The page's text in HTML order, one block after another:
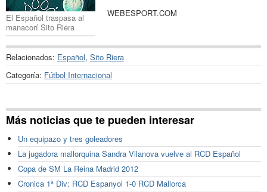
El Español traspasa al
manacorí Sito Riera
WEBESPORT.COM
Relacionados: Español, Sito Riera
Categoría: Fútbol Internacional
Más noticias que te pueden interesar
Un equipazo y tres goleadores
La jugadora mallorquina Sandra Vilanova vuelve al RCD Español
Copa de SM La Reina Madrid 2012
Cronica 1ª Div: RCD Espanyol 1-0 RCD Mallorca